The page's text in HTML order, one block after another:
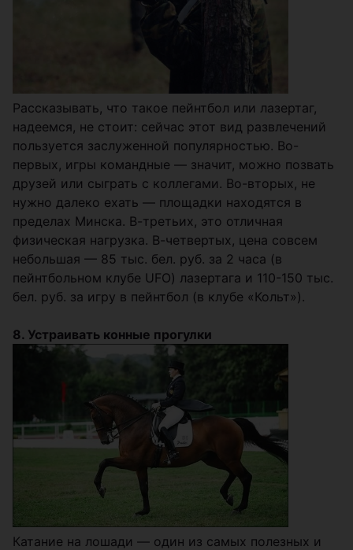
Рассказывать, что такое пейнтбол или лазертаг,
надеемся, не стоит: сейчас этот вид развлечений
пользуется заслуженной популярностью. Во-
первых, игры командные — значит, можно позвать
друзей или сыграть с коллегами. Во-вторых, не
нужно далеко ехать — площадки находятся в
пределах Минска. В-третьих, это отличная
физическая нагрузка. В-четвертых, цена совсем
небольшая — 85 тыс. бел. руб. за 2 часа (в
пейнтбольном клубе UFO) лазертага и 110-150 тыс.
бел. руб. за игру в пейнтбол (в клубе «Кольт»).
8. Устраивать конные прогулки
Катание на лошади — один из самых полезных и